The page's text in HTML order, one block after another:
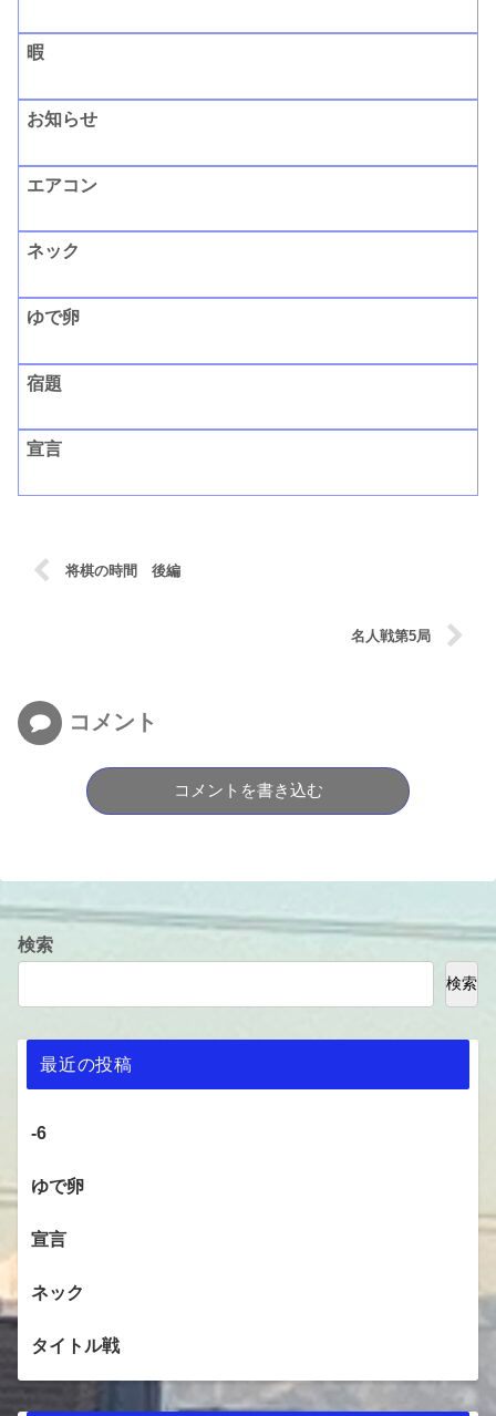
暇
お知らせ
エアコン
ネック
ゆで卵
宿題
宣言
将棋の時間 後編
名人戦第5局
コメント
コメントを書き込む
検索
検索
最近の投稿
-6
ゆで卵
宣言
ネック
タイトル戦